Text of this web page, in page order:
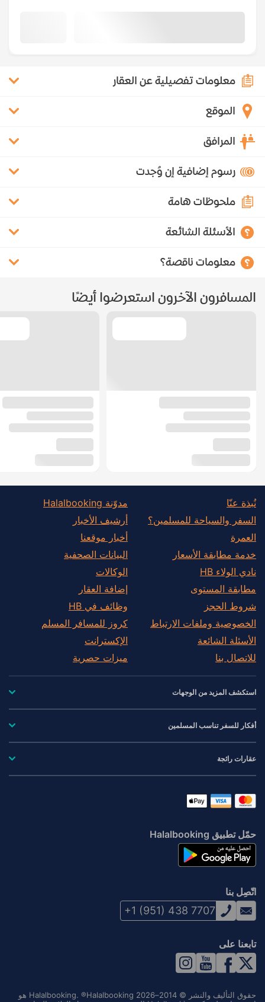
معلومات تفصيلية عن العقار
الموقع
المرافق
رسوم إضافية إن وُجدت
ملحوظات هامة
الأسئلة الشائعة
معلومات ناقصة؟
المسافرون الآخرون استعرضوا أيضًا
نُبذة عنّا
السفر والسياحة للمسلمين؟
العمرة
خدمة مطابقة الأسعار
نادي الولاء HB
مطابقة المستوى
شروط الحجز
الخصوصية وملفات الارتباط
الأسئلة الشائعة
للاتصال بنا
مدوّنة Halalbooking
أرشيف الأخبار
أخبار موقعنا
البيانات الصحفية
الوكالات
إضافة العقار
وظائف في HB
كروز للمسافر المسلم
الإكسترانت
ميزات حصرية
استكشف المزيد من الوجهات
أفكار للسفر تناسب المسلمين
عقارات رائجة
حمّل تطبيق Halalbooking
اتّصِل بنا
+1 (951) 438 7707
تابعنا على
حقوق التأليف والنشر © 2014–2026 Halalbooking. ®Halalbooking هو